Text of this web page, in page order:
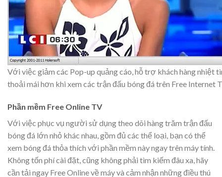
Với việc giảm các Pop-up quảng cáo, hỗ trợ khách hàng nhiệt
thoải mái hơn khi xem các trận đấu bóng đá trên Free Internet
Phần mềm Free Online TV
Với việc phục vụ người sử dụng theo dõi hàng trăm trận đấu
bóng đá lớn nhỏ khác nhau, gồm đủ các thể loại, bạn có thể
xem bóng đá thỏa thích với phần mềm này ngay trên máy tính.
Không tốn phí cài đặt, cũng không phải tìm kiếm đâu xa, hãy
cần tải ngay Free Online về máy và cảm nhận những điều thú